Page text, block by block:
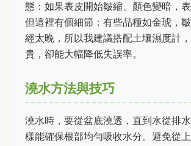
態：如果表皮開始皺縮、顏色變暗，表
但這裡有個細節：有些品種如金琥，
經太晚，所以我建議搭配土壤濕度計
貴，卻能大幅降低失誤率。
澆水方法與技巧
澆水時，要從盆底澆透，直到水從排
樣能確保根部均勻吸收水分。避免從